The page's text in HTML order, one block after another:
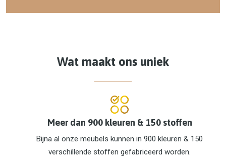
Wat maakt ons uniek
Meer dan 900 kleuren & 150 stoffen
Bijna al onze meubels kunnen in 900 kleuren & 150
verschillende stoffen gefabriceerd worden.